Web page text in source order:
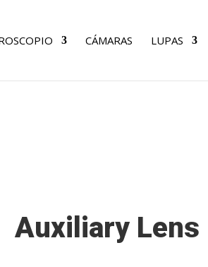
CÁMARAS LUPAS
Auxiliary Lens